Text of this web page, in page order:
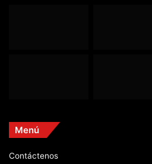
Menú
Contáctenos